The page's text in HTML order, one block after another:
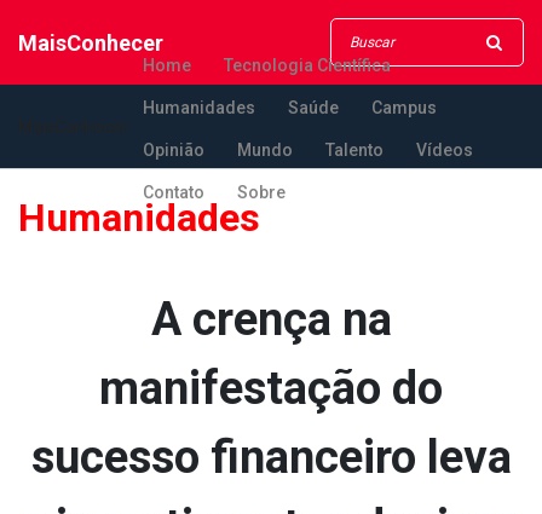
MaisConhecer
Home Tecnologia Científica
Humanidades Saúde Campus
Opinião Mundo Talento Vídeos
Contato Sobre
Humanidades
A crença na
manifestação do
sucesso financeiro leva